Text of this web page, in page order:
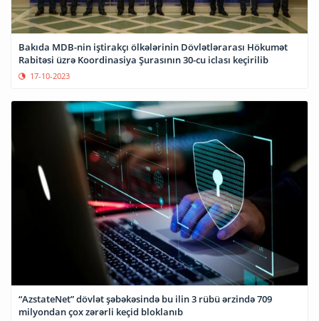
Bakıda MDB-nin iştirakçı ölkələrinin Dövlətlərarası Hökumət
Rabitəsi üzrə Koordinasiya Şurasının 30-cu iclası keçirilib
17-10-2023
“AzstateNet” dövlət şəbəkəsində bu ilin 3 rübü ərzində 709
milyondan çox zərərli keçid bloklanıb